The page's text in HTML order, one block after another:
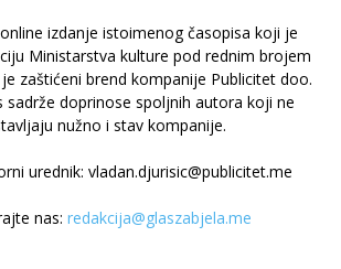
izdanje istoimenog časopisa koji je
Ministarstva kulture pod rednim brojem
zaštićeni brend kompanije Publicitet doo.
sadrže doprinose spoljnih autora koji ne
nužno i stav kompanije.
urednik: vladan.djurisic@publicitet.me
nas: redakcija@glaszabjela.me